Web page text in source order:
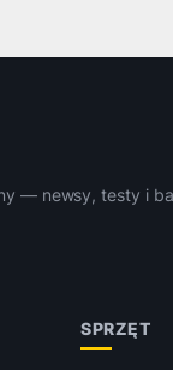
— newsy, testy i
SPRZĘT